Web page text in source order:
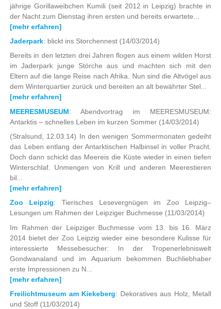
jährige Gorillaweibchen Kumili (seit 2012 in Leipzig) brachte in
der Nacht zum Dienstag ihren ersten und bereits erwartete...
[mehr erfahren]
Jaderpark: blickt ins Storchennest (14/03/2014)
Bereits in den letzten drei Jahren flogen aus einem wilden Horst
im Jaderpark junge Störche aus und machten sich mit den
Eltern auf die lange Reise nach Afrika. Nun sind die Altvögel aus
dem Winterquartier zurück und bereiten an alt bewährter Stel...
[mehr erfahren]
MEERESMUSEUM: Abendvortrag im MEERESMUSEUM:
Antarktis – schnelles Leben im kurzen Sommer (14/03/2014)
(Stralsund, 12.03.14) In den wenigen Sommermonaten gedeiht
das Leben entlang der Antarktischen Halbinsel in voller Pracht.
Doch dann schickt das Meereis die Küste wieder in einen tiefen
Winterschlaf. Unmengen von Krill und anderen Meerestieren
bil...
[mehr erfahren]
Zoo Leipzig: Tierisches Lesevergnügen im Zoo Leipzig–
Lesungen um Rahmen der Leipziger Buchmesse (11/03/2014)
Im Rahmen der Leipziger Buchmesse vom 13. bis 16. März
2014 bietet der Zoo Leipzig wieder eine besondere Kulisse für
interessierte Messebesucher: In der Tropenerlebniswelt
Gondwanaland und im Aquarium bekommen Buchliebhaber
erste Impressionen zu N...
[mehr erfahren]
Freilichtmuseum am Kiekeberg: Dekoratives aus Holz, Metall
und Stoff (11/03/2014)